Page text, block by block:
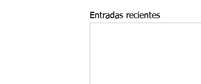
Entradas recientes